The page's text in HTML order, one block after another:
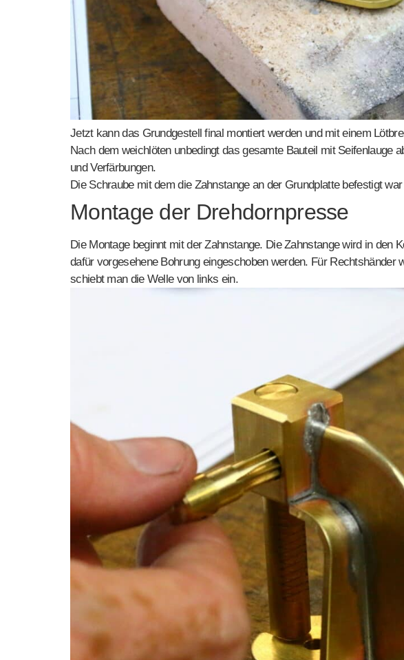
Jetzt kann das Grundgestell final montiert werden und mit einem
Nach dem weichlöten unbedingt das gesamte Bauteil mit
und Verfärbungen.
Die Schraube mit dem die Zahnstange an der Grundplatte befestigt
Montage der Drehdornpresse
Die Montage beginnt mit der Zahnstange. Die Zahnstange wird in den
dafür vorgesehene Bohrung eingeschoben werden. Für
schiebt man die Welle von links ein.